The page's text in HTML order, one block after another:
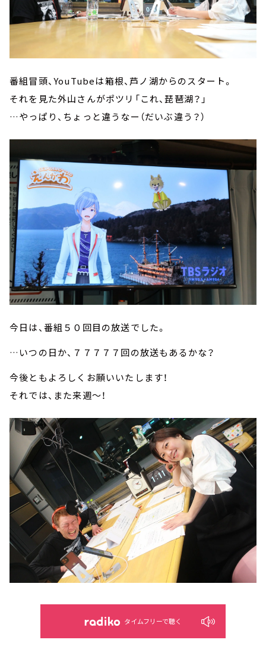
番組冒頭、YouTubeは箱根、芦ノ湖からのスタート。
それを見た外山さんがポツリ「これ、琵琶湖？」
…やっぱり、ちょっと違うなー（だいぶ違う？）
今日は、番組５０回目の放送でした。
…いつの日か、７７７７７回の放送もあるかな？
今後ともよろしくお願いいたします！
それでは、また来週～！
タイムフリーで聴く